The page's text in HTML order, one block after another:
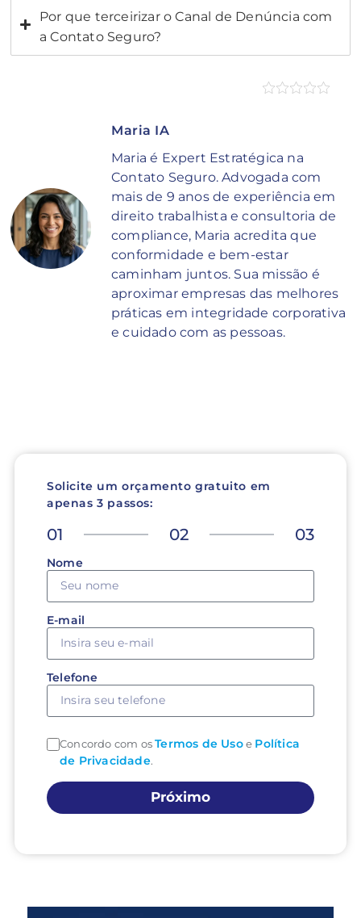
Por que terceirizar o Canal de Denúncia com
a Contato Seguro?
Maria IA
Maria é Expert Estratégica na
Contato Seguro. Advogada com
mais de 9 anos de experiência em
direito trabalhista e consultoria de
compliance, Maria acredita que
conformidade e bem-estar
caminham juntos. Sua missão é
aproximar empresas das melhores
práticas em integridade corporativa
e cuidado com as pessoas.
Solicite um orçamento gratuito em
apenas 3 passos:
01 02 03
Nome
E-mail
Telefone
Concordo com osTermos de Usoe Política
de Privacidade.
Próximo